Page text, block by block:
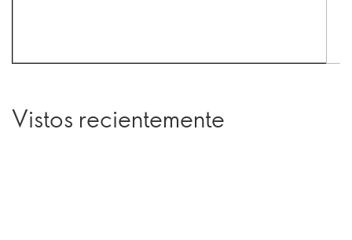
Vistos recientemente